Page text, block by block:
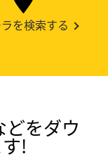
を検索する
をダウ
!